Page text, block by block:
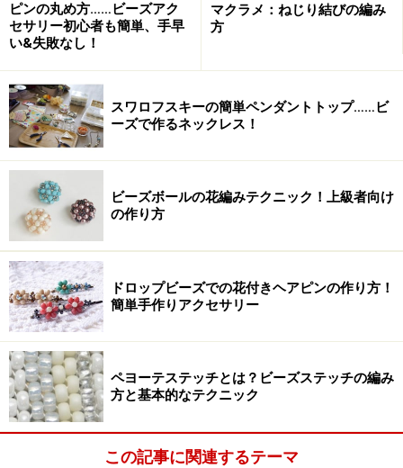
ピンの丸め方……ビーズアク
セサリー初心者も簡単、手早
い&失敗なし！
マクラメ：ねじり結びの編み
方
スワロフスキーの簡単ペンダントトップ……ビ
ーズで作るネックレス！
ビーズボールの花編みテクニック！上級者向け
の作り方
ドロップビーズでの花付きヘアピンの作り方！
簡単手作りアクセサリー
ペヨーテステッチとは？ビーズステッチの編み
方と基本的なテクニック
この記事に関連するテーマ